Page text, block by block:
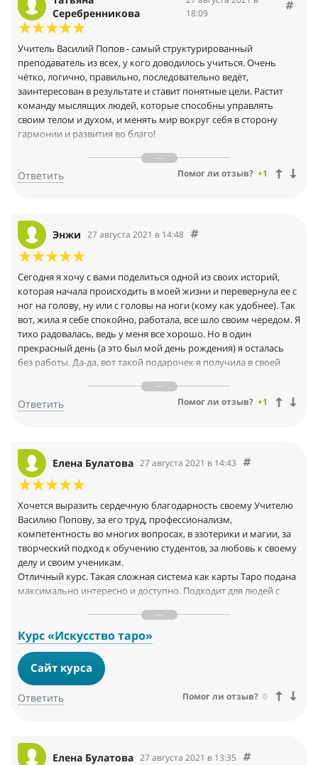
Серебренникова
18:09
Учитель Василий Попов - самый структурированный
преподаватель из всех, у кого доводилось учиться. Очень
чётко, логично, правильно, последовательно ведёт,
заинтересован в результате и ставит понятные цели. Растит
команду мыслящих людей, которые способны управлять
своим телом и духом, и менять мир вокруг себя в сторону
гармонии и развития во благо!
Очень рекомендую как учителя, способного дать понимание
всем Вашим способностям, предназначениям, поискам и
Ответить Помог ли отзыв? +1
Энжи 27 августа 2021 в 14:48
Сегодня я хочу с вами поделиться одной из своих историй,
которая начала происходить в моей жизни и перевернула ее с
ног на голову, ну или с головы на ноги (кому как удобнее). Так
вот, жила я себе спокойно, работала, все шло своим чередом. Я
тихо радовалась, ведь у меня все хорошо. Но в один
прекрасный день (а это был мой день рождения) я осталась
без работы. Да-да, вот такой подарочек я получила в своей
огорчилась, напротив, перешагнула через эту новость и
пошла дальше. Я думала, чем же мне заняться, что делать, что
мной сотрудничество ответил, что очень бы этого хотел, но
сверху уже все решено, и для меня будет лучше кое-что
другое. И с этими словами вложил мне в руки… колоду карт
Таро.
Через несколько дней я купила колоду. Нашла книгу. Но,
признаюсь, я ничего в этом не понимала. Для меня это был
загадочный темный лес. 78 карт, как запомнить значения всех,
как читать расклады, что вообще со всем этим делать??? Я
задавала себе эти вопросы день ото дня. И тут в мою жизнь
пришел мой учитель) - я попала на безоплатный 5-дневный
профессионализмом, с какой любовью он дает свои знания
ученикам, я ни минуты не сомневалась, что пойду учиться к
нему на длительный курс. Содержание обучающего курса,
доступная и интересная подача материала преподавателем,
его уважительное отношение к студентам – все это нашло
положительный отклик в моей душе. И самое главное, не надо
заучивать значения карт!!! Как? – спросите вы. Приходите и все
Ответить Помог ли отзыв? +1
Елена Булатова 27 августа 2021 в 14:43
Хочется выразить сердечную благодарность своему Учителю
Василию Попову, за его труд, профессионализм,
компетентность во многих вопросах, в эзотерики и магии, за
творческий подход к обучению студентов, за любовь к своему
делу и своим ученикам.
Отличный курс. Такая сложная система как карты Таро подана
максимально интересно и доступно. Подходит для людей с
Профессиональная подача материала и передача своего
собственного опыта работы на конкретных примерах.
Особенно ценно видеть своими глазами, как мастер проводит
живые сессии с клиентом. Замечательный курс. Рекомендую
от души))
Курс «Искусство таро»
Сайт курса
Ответить Помог ли отзыв? 0
Елена Булатова 27 августа 2021 в 13:35